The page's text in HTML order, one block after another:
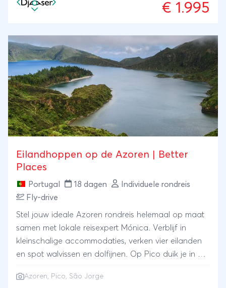
€ 1.995
Eilandhoppen op de Azoren | Better
Places
Portugal 18 dagen
Individuele rondreis
Fly-drive
Stel jouw ideale Azoren rondreis helemaal op maat
samen met lokale reisexpert Mónica. Verblijf in
kleinschalige accommodaties, verken vier eilanden
en spot walvissen en dolfijnen. Op Pico duik je in de
lavatunnel van Portugal. Een lokale gids neemt je
Azoren, Pico, São Jorge